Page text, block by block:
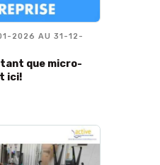
2026 AU 31-12-
que micro-
ici!